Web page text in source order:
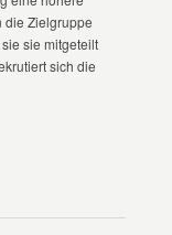
die Zielgruppe
sie mitgeteilt
sich die